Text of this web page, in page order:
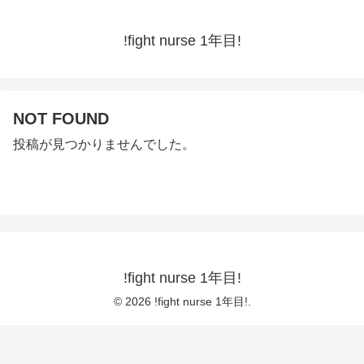
!fight nurse 1年目!
NOT FOUND
投稿が見つかりませんでした。
!fight nurse 1年目!
© 2026 !fight nurse 1年目!.